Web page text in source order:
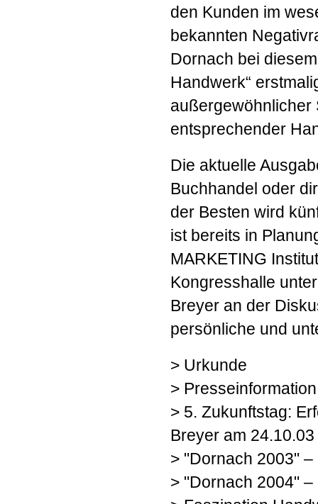
den Kunden im
bekannten
Dornach bei
Handwerk“
außergewöhnlicher
entsprechender
Die aktuelle
Buchhandel oder
der Besten wird
ist bereits in
MARKETING
Kongresshalle
Breyer an der
persönliche und
> Urkunde
> Presseinformation
> 5. Zukunftstag:
Breyer am 24.10.03
> "Dornach 2003"
> "Dornach 2004"